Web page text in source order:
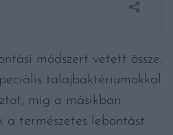
módszert vetett össze.
talajbaktériumokkal
míg a másikban
a természetes lebontást.